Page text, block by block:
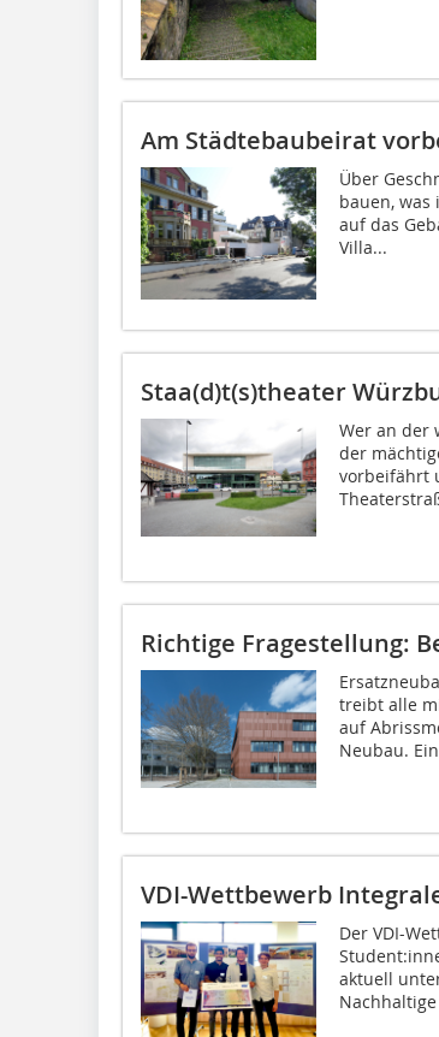
Am Städtebaubeirat
Über
bauen,
auf das
Villa...
Staa(d)t(s)theater
Wer an der
der
vorbeifährt
Richtige Fragestellung:
treibt alle
auf
Neubau.
VDI-Wettbewerb
Der VDI-
aktuell